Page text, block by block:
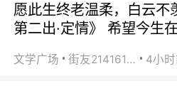
愿此生终老温柔，白云不
第二出·定情》 希望今生
文学广场 街友21416156 4小